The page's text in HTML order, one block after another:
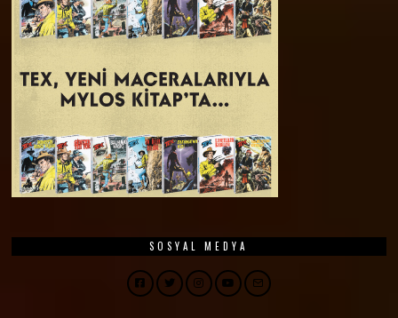
SOSYAL MEDYA
Facebook
TwitterInstagram
YouTubeEmail